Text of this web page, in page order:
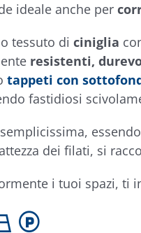
ideale anche per
tessuto di ciniglia
resistenti,
tappeti con
fastidiosi
essendo
dei filati, si
i tuoi spazi, ti